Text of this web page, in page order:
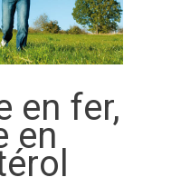
en fer,
en